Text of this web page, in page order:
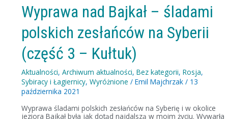
Wyprawa nad Bajkał – śladami
polskich zesłańców na Syberii
(część 3 – Kułtuk)
Aktualności,Archiwum aktualności,Bez kategorii,Rosja,
Sybiracy i Łagiernicy,Wyróżnione /Emil Majchrzak/ 13
października 2021
Wyprawa śladami polskich zesłańców na Syberię i w okolice
jeziora Bajkał była jak dotąd najdalszą w moim życiu. Wywarła
na
Syberii
(część
3
–
Kułtuk)